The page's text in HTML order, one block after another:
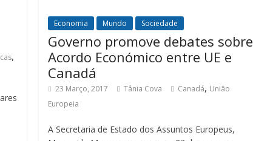
,
Economia Mundo Sociedade
Governo promove debates sobre
Acordo Económico entre UE e
Canadá
23 Março, 2017 Tânia Cova Canadá, União
Europeia
A Secretaria de Estado dos Assuntos Europeus,